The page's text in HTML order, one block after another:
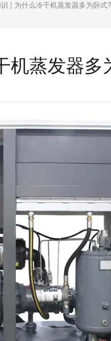
| 为什么冷干机蒸发器多为卧式?
机蒸发器多